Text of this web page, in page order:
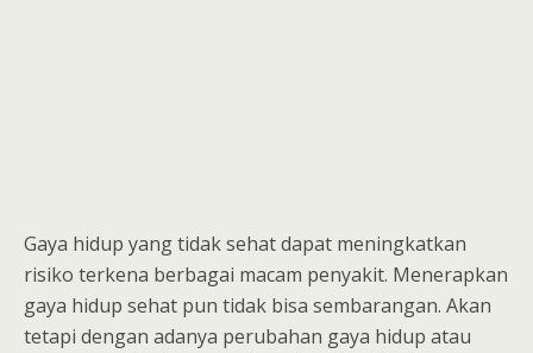
Gaya hidup yang tidak sehat dapat meningkatkan
risiko terkena berbagai macam penyakit. Menerapkan
gaya hidup sehat pun tidak bisa sembarangan. Akan
tetapi dengan adanya perubahan gaya hidup atau